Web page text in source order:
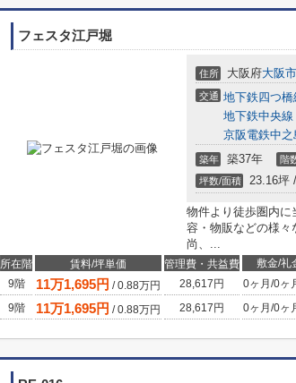
フェスタ江戸堀
住所 大阪府大阪
交通 地下鉄四つ橋
地下鉄中央線
京阪電鉄中之
築年 築37年 階
坪数/面積 23.16坪
物件より徒歩圏内
容・物販などの様々
尚、...
所在階 賃料/坪単価 管理費・共益費 敷金/礼
9階
11万1,695円 /0.88万円 28,617円 0ヶ月 /0ヶ
9階
11万1,695円 /0.88万円 28,617円 0ヶ月 /0ヶ